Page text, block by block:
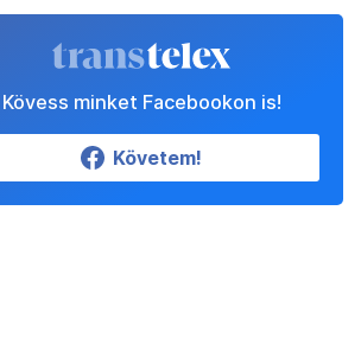
Kövess minket Facebookon is!
Követem!